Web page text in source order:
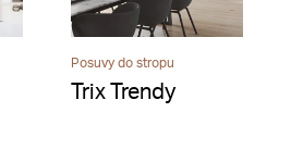
Posuvy do stropu
Trix Trendy